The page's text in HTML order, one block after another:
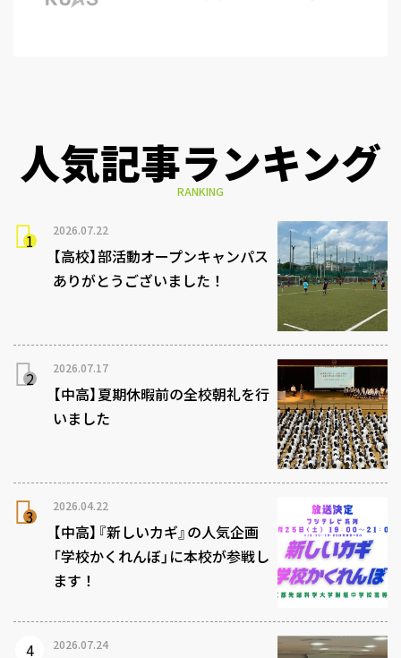
人気記事ランキング
RANKING
2026.07.22
【高校】部活動オープンキャンパス
ありがとうございました！
2026.07.17
【中高】夏期休暇前の全校朝礼を行
いました
2026.04.22
【中高】『新しいカギ』の人気企画
「学校かくれんぼ」に本校が参戦し
ます！
2026.07.24